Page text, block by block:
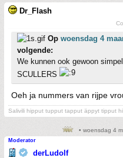
Dr_Flash
Op woensdag 4
volgende:
We kunnen ook gewoon
SCULLERS
Oeh ja nummers van rijpe
Salivili hipput tupput tapput äppyt tipput
• woensdag 4
Moderator
derLudolf